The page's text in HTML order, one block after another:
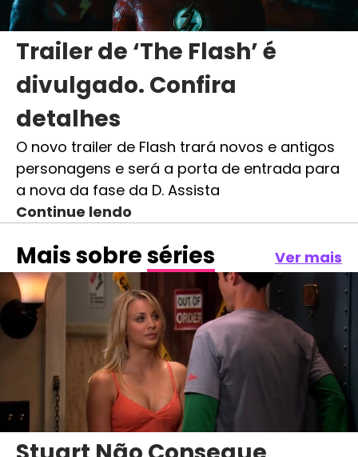
Trailer de ‘The Flash’ é
divulgado. Confira
detalhes
O novo trailer de Flash trará novos e antigos
personagens e será a porta de entrada para
a nova da fase da D. Assista
Continue lendo
Mais sobreséries Ver mais